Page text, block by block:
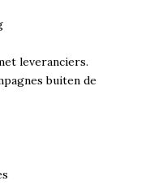
leveranciers.
buiten de